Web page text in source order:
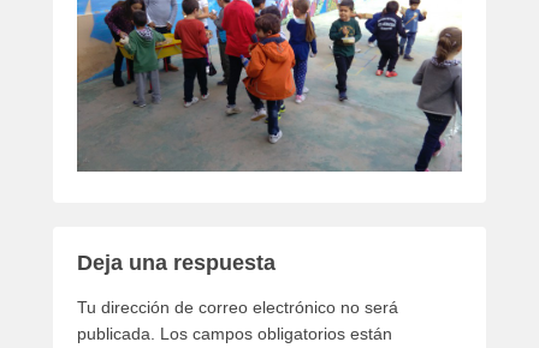
Deja una respuesta
Tu dirección de correo electrónico no será
publicada.
Los campos obligatorios están